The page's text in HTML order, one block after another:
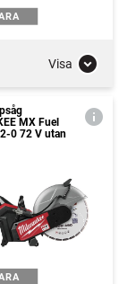
Visa
MX Fuel
0 72 V utan